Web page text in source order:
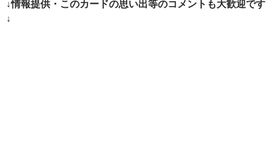
シ
↓情報提供・このカードの思い出等のコメントも大歓迎です
↓